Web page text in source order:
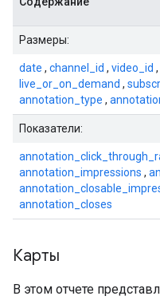
Размеры:
date , channel_id , video_id ,
live_or_on_demand ,
annotation_type ,
Показатели:
annotation_impressions ,
annotation_closes
Карты
В этом отчете